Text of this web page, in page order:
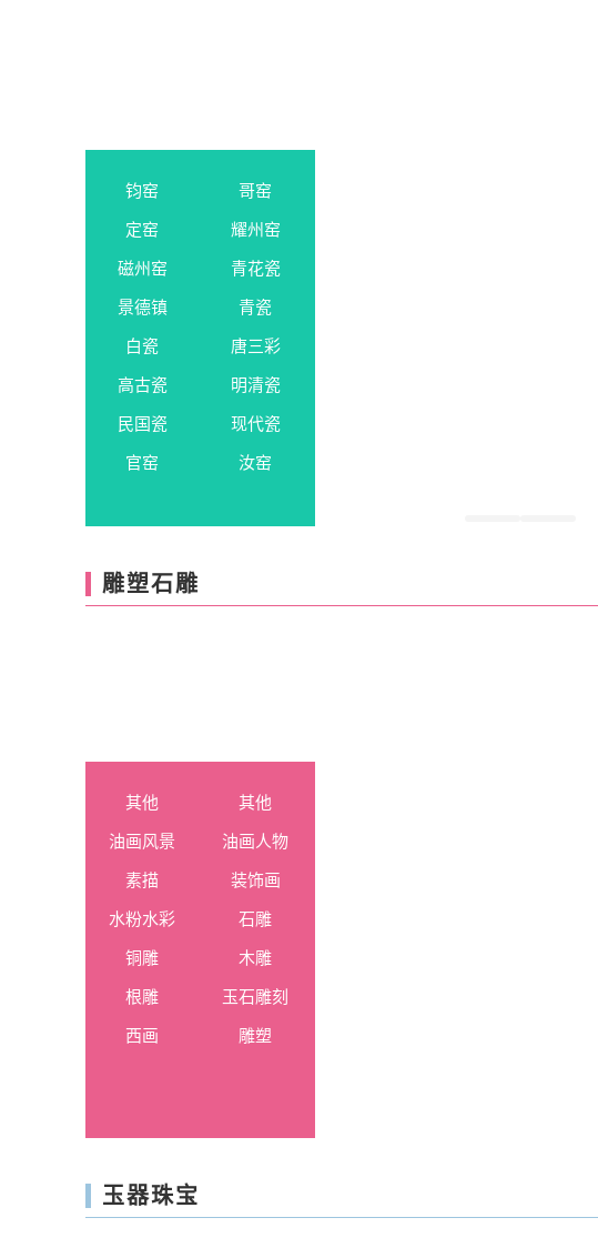
钧窑 哥窑
定窑 耀州窑
磁州窑 青花瓷
景德镇 青瓷
白瓷 唐三彩
高古瓷 明清瓷
民国瓷 现代瓷
官窑 汝窑
雕塑石雕
其他 其他
油画风景 油画人物
素描 装饰画
水粉水彩 石雕
铜雕 木雕
根雕 玉石雕刻
西画 雕塑
玉器珠宝